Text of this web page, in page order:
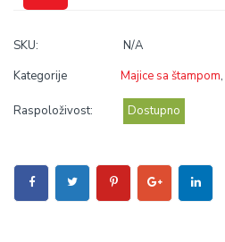
SKU:
N/A
Kategorije
Majice sa štampom,
Raspoloživost: Dostupno